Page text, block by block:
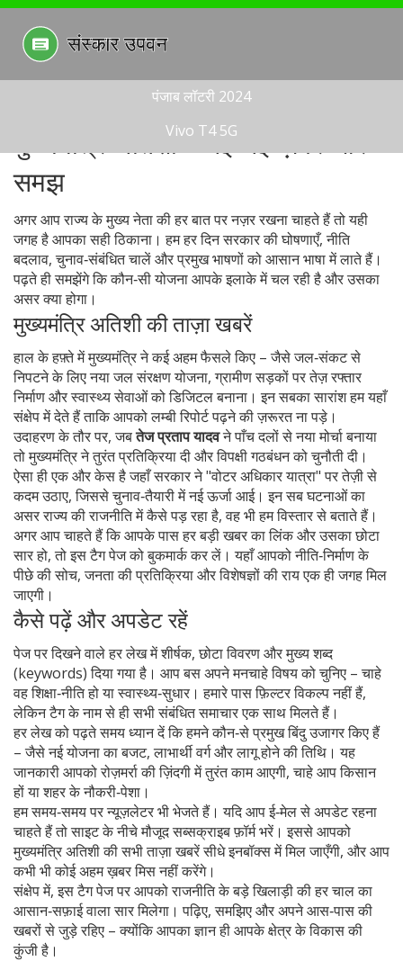
पंजाब लॉटरी 2024
Vivo T4 5G
मुख्यमंत्रि अतिशी – नई‑नई ख़बरें और
समझ
अगर आप राज्य के मुख्य नेता की हर बात पर नज़र रखना चाहते हैं तो यही
जगह है आपका सही ठिकाना। हम हर दिन सरकार की घोषणाएँ, नीति
बदलाव, चुनाव‑संबंधित चालें और प्रमुख भाषणों को आसान भाषा में लाते हैं।
पढ़ते ही समझेंगे कि कौन‑सी योजना आपके इलाके में चल रही है और उसका
असर क्या होगा।
मुख्यमंत्रि अतिशी की ताज़ा खबरें
हाल के हफ़्ते में मुख्यमंत्रि ने कई अहम फैसले किए – जैसे जल‑संकट से
निपटने के लिए नया जल संरक्षण योजना, ग्रामीण सड़कों पर तेज़ रफ्तार
निर्माण और स्वास्थ्य सेवाओं को डिजिटल बनाना। इन सबका सारांश हम यहाँ
संक्षेप में देते हैं ताकि आपको लम्बी रिपोर्ट पढ़ने की ज़रूरत ना पड़े।
उदाहरण के तौर पर, जबतेज प्रताप यादवने पाँच दलों से नया मोर्चा बनाया
तो मुख्यमंत्रि ने तुरंत प्रतिक्रिया दी और विपक्षी गठबंधन को चुनौती दी।
ऐसा ही एक और केस है जहाँ सरकार ने "वोटर अधिकार यात्रा" पर तेज़ी से
कदम उठाए, जिससे चुनाव‑तैयारी में नई ऊर्जा आई। इन सब घटनाओं का
असर राज्य की राजनीति में कैसे पड़ रहा है, वह भी हम विस्तार से बताते हैं।
अगर आप चाहते हैं कि आपके पास हर बड़ी खबर का लिंक और उसका छोटा
सार हो, तो इस टैग पेज को बुकमार्क कर लें। यहाँ आपको नीति‑निर्माण के
पीछे की सोच, जनता की प्रतिक्रिया और विशेषज्ञों की राय एक ही जगह मिल
जाएगी।
कैसे पढ़ें और अपडेट रहें
पेज पर दिखने वाले हर लेख में शीर्षक, छोटा विवरण और मुख्य शब्द
(keywords) दिया गया है। आप बस अपने मनचाहे विषय को चुनिए – चाहे
वह शिक्षा‑नीति हो या स्वास्थ्य‑सुधार। हमारे पास फ़िल्टर विकल्प नहीं हैं,
लेकिन टैग के नाम से ही सभी संबंधित समाचार एक साथ मिलते हैं।
हर लेख को पढ़ते समय ध्यान दें कि हमने कौन‑से प्रमुख बिंदु उजागर किए हैं
– जैसे नई योजना का बजट, लाभार्थी वर्ग और लागू होने की तिथि। यह
जानकारी आपको रोज़मर्रा की ज़िंदगी में तुरंत काम आएगी, चाहे आप किसान
हों या शहर के नौकरी‑पेशा।
हम समय‑समय पर न्यूज़लेटर भी भेजते हैं। यदि आप ई‑मेल से अपडेट रहना
चाहते हैं तो साइट के नीचे मौजूद सब्सक्राइब फ़ॉर्म भरें। इससे आपको
मुख्यमंत्रि अतिशी की सभी ताज़ा खबरें सीधे इनबॉक्स में मिल जाएँगी, और आप
कभी भी कोई अहम ख़बर मिस नहीं करेंगे।
संक्षेप में, इस टैग पेज पर आपको राजनीति के बड़े खिलाड़ी की हर चाल का
आसान‑सफ़ाई वाला सार मिलेगा। पढ़िए, समझिए और अपने आस‑पास की
खबरों से जुड़े रहिए – क्योंकि आपका ज्ञान ही आपके क्षेत्र के विकास की
कुंजी है।